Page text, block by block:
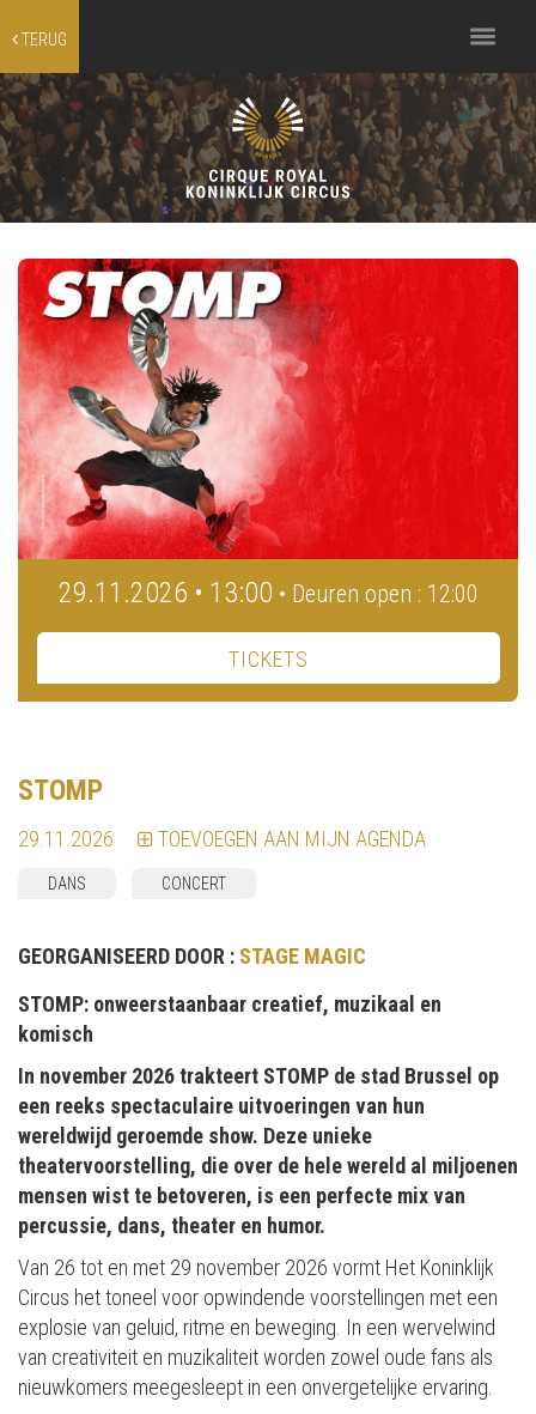
TERUG
Toggle
navigation
29.11.2026 • 13:00 • Deuren open : 12:00
TICKETS
STOMP
29.11.2026 TOEVOEGEN AAN MIJN AGENDA
DANS CONCERT
GEORGANISEERD DOOR : STAGE MAGIC
STOMP: onweerstaanbaar creatief, muzikaal en
komisch
In november 2026 trakteert STOMP de stad Brussel op
een reeks spectaculaire uitvoeringen van hun
wereldwijd geroemde show. Deze unieke
theatervoorstelling, die over de hele wereld al miljoenen
mensen wist te betoveren, is een perfecte mix van
percussie, dans, theater en humor.
Van 26 tot en met 29 november 2026 vormt Het Koninklijk
Circus het toneel voor opwindende voorstellingen met een
explosie van geluid, ritme en beweging. In een wervelwind
van creativiteit en muzikaliteit worden zowel oude fans als
nieuwkomers meegesleept in een onvergetelijke ervaring.